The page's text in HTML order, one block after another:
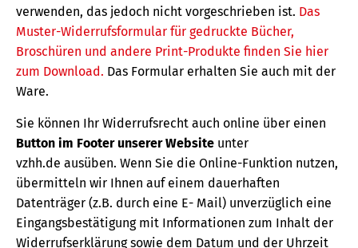
verwenden, das jedoch nicht vorgeschrieben ist. Das
Muster-Widerrufsformular für gedruckte Bücher,
Broschüren und andere Print-Produkte finden Sie hier
zum Download. Das Formular erhalten Sie auch mit der
Ware.
Sie können Ihr Widerrufsrecht auch online über einen
Button im Footer unserer Website unter
vzhh.de ausüben. Wenn Sie die Online-Funktion nutzen,
übermitteln wir Ihnen auf einem dauerhaften
Datenträger (z.B. durch eine E- Mail) unverzüglich eine
Eingangsbestätigung mit Informationen zum Inhalt der
Widerrufserklärung sowie dem Datum und der Uhrzeit